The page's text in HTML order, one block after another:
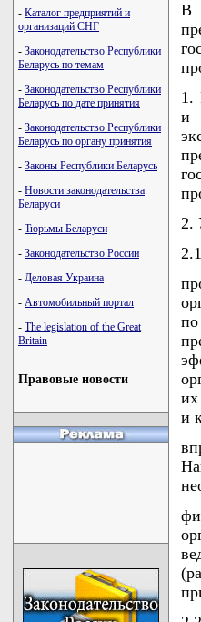
- Каталог предприятий и
организаций СНГ
- Законодательство Республики
Беларусь по темам
- Законодательство Республики
Беларусь по дате принятия
- Законодательство Республики
Беларусь по органу принятия
- Законы Республики Беларусь
- Новости законодательства
Беларуси
- Тюрьмы Беларуси
- Законодательство России
- Деловая Украина
- Автомобильный портал
- The legislation of the Great
Britain
Правовые новости
В
1.
и
2.
и